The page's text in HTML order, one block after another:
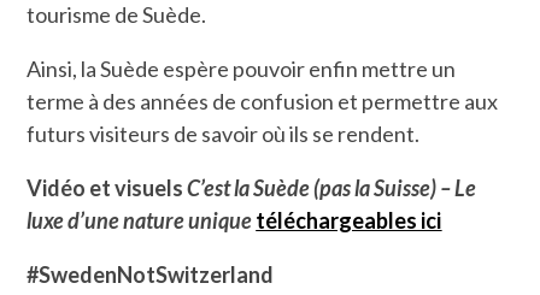
tourisme de Suède.
Ainsi, la Suède espère pouvoir enfin mettre un
terme à des années de confusion et permettre aux
futurs visiteurs de savoir où ils se rendent.
Vidéo et visuels C’est la Suède (pas la Suisse)– Le
luxe d’une nature uniquetéléchargeables ici
#SwedenNotSwitzerland